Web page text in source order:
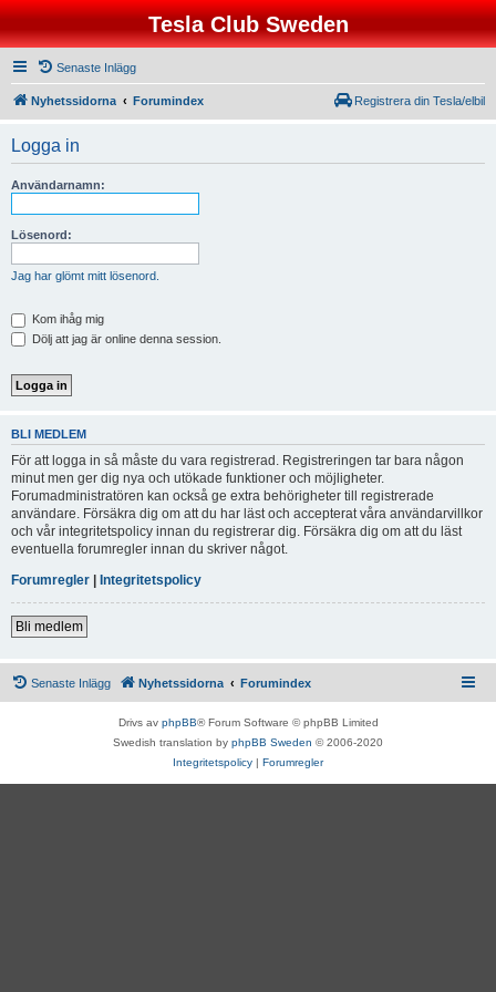
Tesla Club Sweden
Senaste Inlägg
Nyhetssidorna Forumindex Registrera din Tesla/elbil
Logga in
Användarnamn:
Lösenord:
Jag har glömt mitt lösenord.
Kom ihåg mig
Dölj att jag är online denna session.
BLI MEDLEM
För att logga in så måste du vara registrerad. Registreringen tar bara någon
minut men ger dig nya och utökade funktioner och möjligheter.
Forumadministratören kan också ge extra behörigheter till registrerade
användare. Försäkra dig om att du har läst och accepterat våra användarvillkor
och vår integritetspolicy innan du registrerar dig. Försäkra dig om att du läst
eventuella forumregler innan du skriver något.
Forumregler | Integritetspolicy
Bli medlem
Senaste Inlägg Nyhetssidorna Forumindex
Drivs av phpBB® Forum Software © phpBB Limited
Swedish translation by phpBB Sweden © 2006-2020
Integritetspolicy | Forumregler